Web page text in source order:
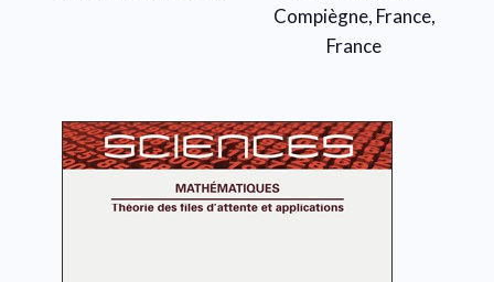
Compiègne, France,
France